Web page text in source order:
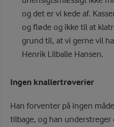
og det er vi kede af.
og fløde og ikke til at
grund til, at vi gerne vil
Henrik Lilballe Hansen.
Ingen knallertrøverier
Han forventer på ingen
tilbage, og han understreger